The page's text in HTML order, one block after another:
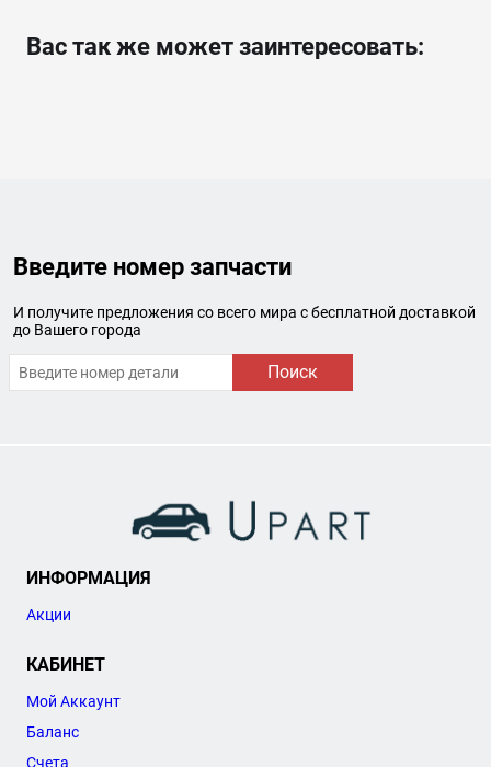
Вас так же может заинтересовать:
Введите номер запчасти
И получите предложения со всего мира с бесплатной доставкой
до Вашего города
Поиск
ИНФОРМАЦИЯ
Акции
КАБИНЕТ
Мой Аккаунт
Баланс
Счета